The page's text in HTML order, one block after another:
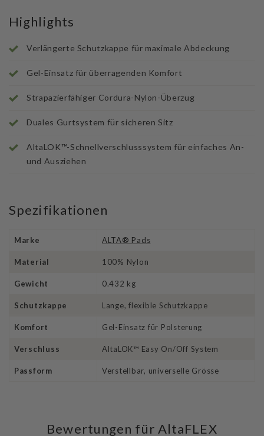
Highlights
Verlängerte Schutzkappe für maximale Abdeckung
Gel-Einsatz für überragenden Komfort
Strapazierfähiger Cordura-Nylon-Überzug
Duales Gurtsystem für sicheren Sitz
AltaLOK™-Schnellverschlusssystem für einfaches An-
und Ausziehen
Spezifikationen
Marke ALTA® Pads
Material 100% Nylon
Gewicht 0.432 kg
Schutzkappe Lange, flexible Schutzkappe
Komfort Gel-Einsatz für Polsterung
Verschluss AltaLOK™ Easy On/Off System
Passform Verstellbar, universelle Grösse
Bewertungen für AltaFLEX